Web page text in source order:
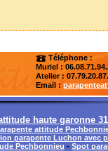
Téléphone :
Muriel :
Atelier:
Email :
haute garonne
attitude
parapente Luchon avec
Pechbonnieu - Spot